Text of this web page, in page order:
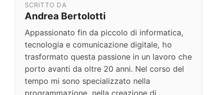
SCRITTO DA
Andrea Bertolotti
Appassionato fin da piccolo di informatica,
tecnologia e comunicazione digitale, ho
trasformato questa passione in un lavoro che
porto avanti da oltre 20 anni. Nel corso del
tempo mi sono specializzato nella
programmazione, nella creazione di